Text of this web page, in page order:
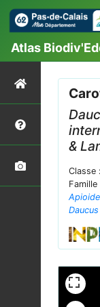
Atlas
&
Classe :
Famille
Daucus